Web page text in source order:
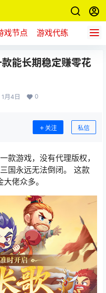
戏节点 游戏代练 新游推
能长期稳定赚零花
1月4日 0
关注 私信
款游戏，没有代理版权，
国永远无法倒闭。 这款
佬众多。